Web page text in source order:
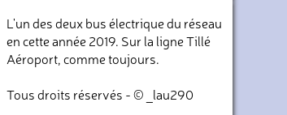
L'un des deux bus électrique du réseau
en cette année 2019. Sur la ligne Tillé
Aéroport, comme toujours.
Tous droits réservés - © _lau290